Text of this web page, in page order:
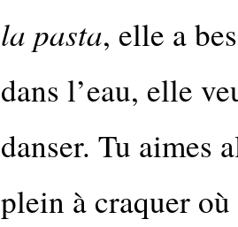
la pasta, elle a
dans l’eau, elle
danser. Tu aimes
plein à craquer